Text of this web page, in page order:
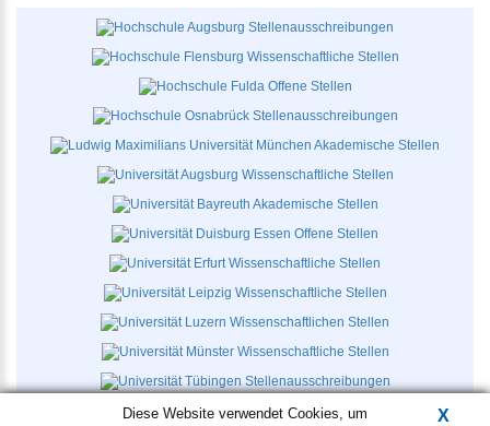
Diese Website verwendet Cookies, um
X